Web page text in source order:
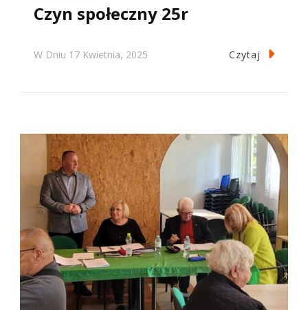
Czyn społeczny 25r
W Dniu 17 Kwietnia, 2025 Czytaj